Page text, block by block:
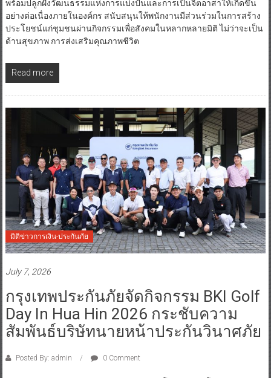
พร้อมปลูกฝังวัฒนธรรมแห่งการแบ่งปันและการเป็นจิตอาสาให้เกิดขึ้น
อย่างต่อเนื่องภายในองค์กร สนับสนุนให้พนักงานมีส่วนร่วมในการสร้าง
ประโยชน์แก่ชุมชนผ่านกิจกรรมเพื่อสังคมในหลากหลายมิติ ไม่ว่าจะเป็น
ด้านสุขภาพ การส่งเสริมคุณภาพชีวิต
Read more
มิติข่าวการเงิน-ประกันภัย
July 7, 2026
กรุงเทพประกันภัยจัดกิจกรรม BKI Golf
Day In Hua Hin 2026 กระชับความ
สัมพันธ์บริษัทนายหน้าประกันวินาศภัย
Posted By: admin 0 Comment